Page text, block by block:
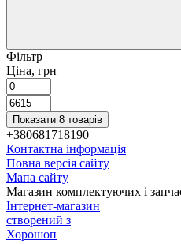
Фільтр
Ціна, грн
Показати 8 товарів
+380681718190
Контактна інформація
Повна версія сайту
Мапа сайту
Магазин комплектуючих і
Інтернет-магазин
створений з
Хорошоп